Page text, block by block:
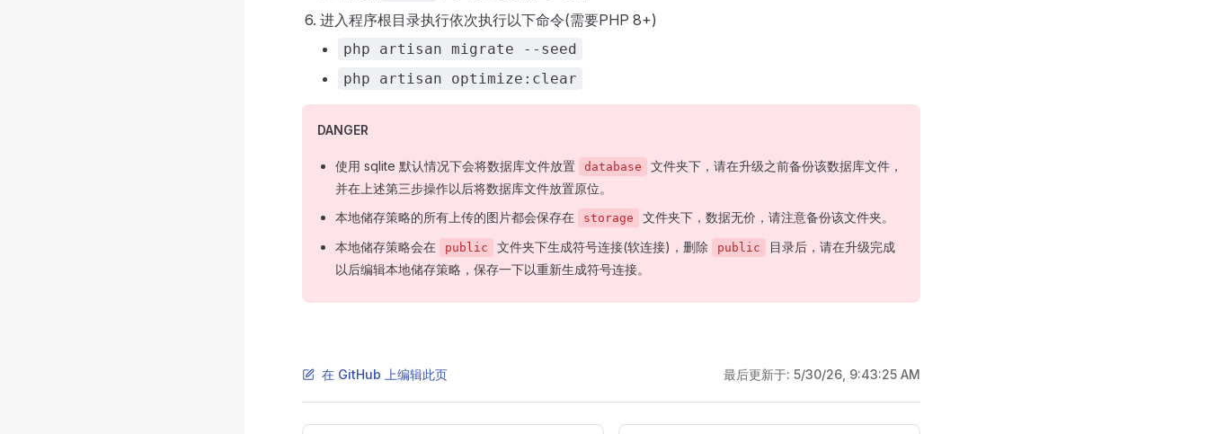
进入程序根目录执行依次执行以下命令(需要PHP 8+)
php artisan migrate --seed
php artisan optimize:clear
DANGER
使用 sqlite 默认情况下会将数据库文件放置 database
文件夹下，请在升级之前备份该数据库文件，
并在上述第三步操作以后将数据库文件放置原位。
本地储存策略的所有上传的图片都会保存在
storage
文件夹下，数据无价，请注意备份该文件夹。
本地储存策略会在
public 文件夹下生成符号连接(软连接)，删除 public
目录后，请在升级完成
以后编辑本地储存策略，保存一下以重新生成符号连接。
在 GitHub 上编辑此页 最后更新于: 5/30/26, 9:43:25 AM